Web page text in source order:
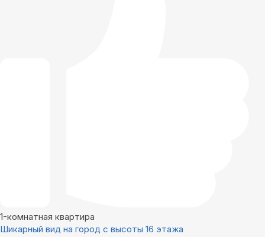
1-комнатная квартира
Шикарный вид на город с высоты 16 этажа